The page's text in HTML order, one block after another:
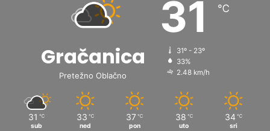
Gračanica
Pretežno Oblačno
31 ℃
31º - 23º
33%
2.48 km/h
31 ℃
sub
33 ℃
ned
37 ℃
pon
38 ℃
uto
34 ℃
sri